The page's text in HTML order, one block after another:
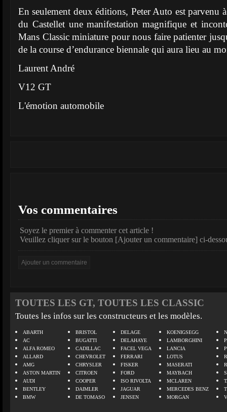
En seulement deux éditions, Peter Auto est parvenu
du Castellet une manifestation magnifique et
Mans Classic miniature pour nous faire patienter
de la course d’endurance biennale qui aura lieu au
Laurent André
V12 GT
L'émotion automobile
Vos commentaires
Soyez le premier à commenter cet article !
Veuillez cliquer sur le bouton [Ajouter un commentaire] ci-
TOUTES LES GT, TOUTES LES CLASSIC
Toutes les infos sur les constructeurs et les modèles.
ABARTH
AC
ALFA ROMEO
ALLARD
AMG
ASTON MARTIN
AUDI
BENTLEY
BMW
BRISTOL
BUGATTI
CADILLAC
CHEVROLET
CHRYSLER
CITROEN
COOPER
DAIMLER
DE TOMASO
DELAGE
DELAHAYE
FACEL VEGA
FERRARI
FISKER
FORD
ISO RIVOLTA
JAGUAR
JENSEN
KOENIGSEGG
LAMBORGHINI
LANCIA
LOTUS
MASERATI
MAYBACH
MCLAREN
MERCEDES BENZ
MORGAN